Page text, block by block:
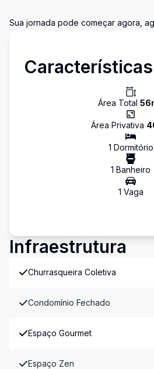
Sua jornada pode começar agora,
Características
Área Total 56
Área Privativa
1 Dormitório
1 Banheiro
1 Vaga
Infraestrutura
Churrasqueira Coletiva
Condomínio Fechado
Espaço Gourmet
Espaço Zen